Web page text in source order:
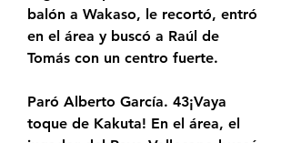
balón a Wakaso, le recortó, entró
en el área y buscó a Raúl de
Tomás con un centro fuerte.
Paró Alberto García. 43¡Vaya
toque de Kakuta! En el área, el